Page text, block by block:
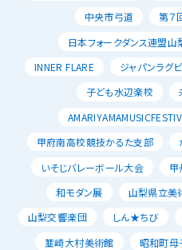
中央市弓道
第７
日本フォークダンス連盟
INNER FLARE
ジャパンラグ
子ども水辺楽校
甲府南高校競技かるた支部
いそじバレーボール大会
甲
和モダン展
山梨県立美
山梨交響楽団
しん★ちび
韮崎大村美術館
昭和町母